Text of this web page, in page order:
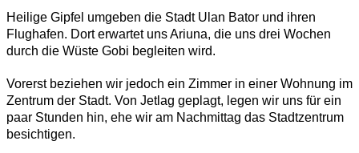
Heilige Gipfel umgeben die Stadt Ulan Bator und ihren
Flughafen. Dort erwartet uns Ariuna, die uns drei Wochen
durch die Wüste Gobi begleiten wird.
Vorerst beziehen wir jedoch ein Zimmer in einer Wohnung im
Zentrum der Stadt. Von Jetlag geplagt, legen wir uns für ein
paar Stunden hin, ehe wir am Nachmittag das Stadtzentrum
besichtigen.